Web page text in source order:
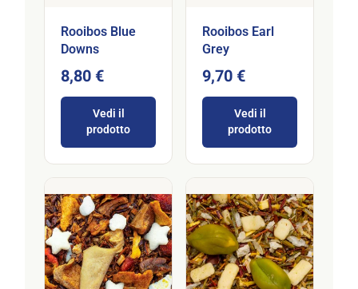
Rooibos Blue
Downs
8,80 €
Vedi il
prodotto
Rooibos Earl
Grey
9,70 €
Vedi il
prodotto